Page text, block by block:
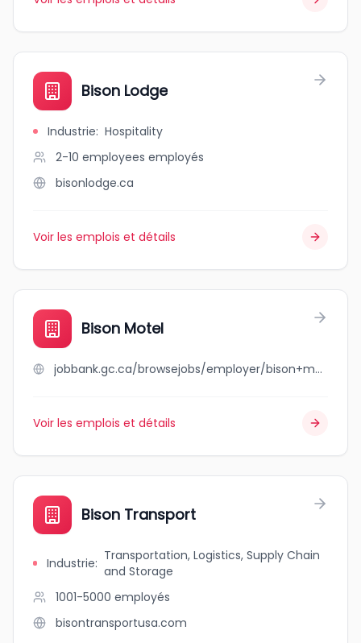
Bison Lodge
Industrie: Hospitality
2-10 employees employés
bisonlodge.ca
Voir les emplois et détails
Bison Motel
jobbank.gc.ca/browsejobs/employer/bison+motel/ca
Voir les emplois et détails
Bison Transport
Industrie: Transportation, Logistics, Supply Chain
and Storage
1001-5000 employés
bisontransportusa.com